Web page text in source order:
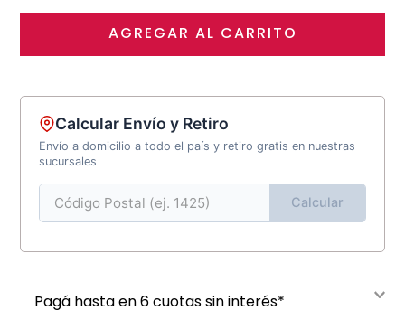
AGREGAR AL CARRITO
Calcular Envío y Retiro
Envío a domicilio a todo el país y retiro gratis en nuestras
sucursales
Calcular
Pagá hasta en 6 cuotas sin interés*